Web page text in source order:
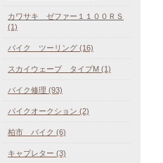
カワサキ ゼファー１１００ＲＳ
(1)
バイク ツーリング (16)
スカイウェーブ タイプM (1)
バイク修理 (93)
バイクオークション (2)
柏市 バイク (6)
キャブレター (3)